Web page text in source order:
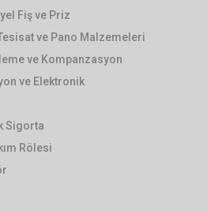
Fiş ve Priz
ve Pano Malzemeleri
ve Kompanzasyon
ve Elektronik
Sigorta
Rölesi